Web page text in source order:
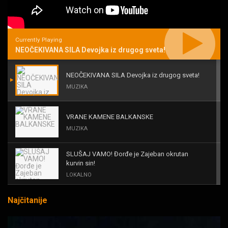
Currently Playing
NEOČEKIVANA SILA Devojka iz drugog sveta!
NEOČEKIVANA SILA Devojka iz drugog sveta!
MUZIKA
VRANE KAMENE BALKANSKE
MUZIKA
SLUŠAJ VAMO! Đorđe je Zajeban okrutan
kurvin sin!
LOKALNO
Najčitanije